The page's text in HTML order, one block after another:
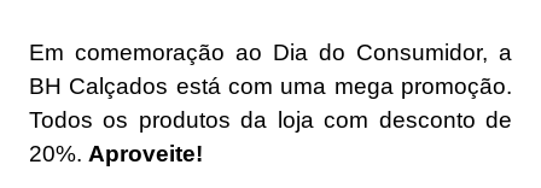
Em comemoração ao Dia do Consumidor, a
BH Calçados está com uma mega promoção.
Todos os produtos da loja com desconto de
20%. Aproveite!